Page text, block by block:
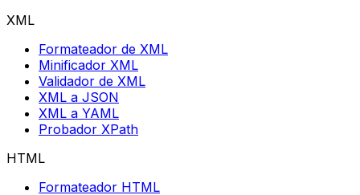
XML
Formateador de XML
Minificador XML
Validador de XML
XML a JSON
XML a YAML
Probador XPath
HTML
Formateador HTML